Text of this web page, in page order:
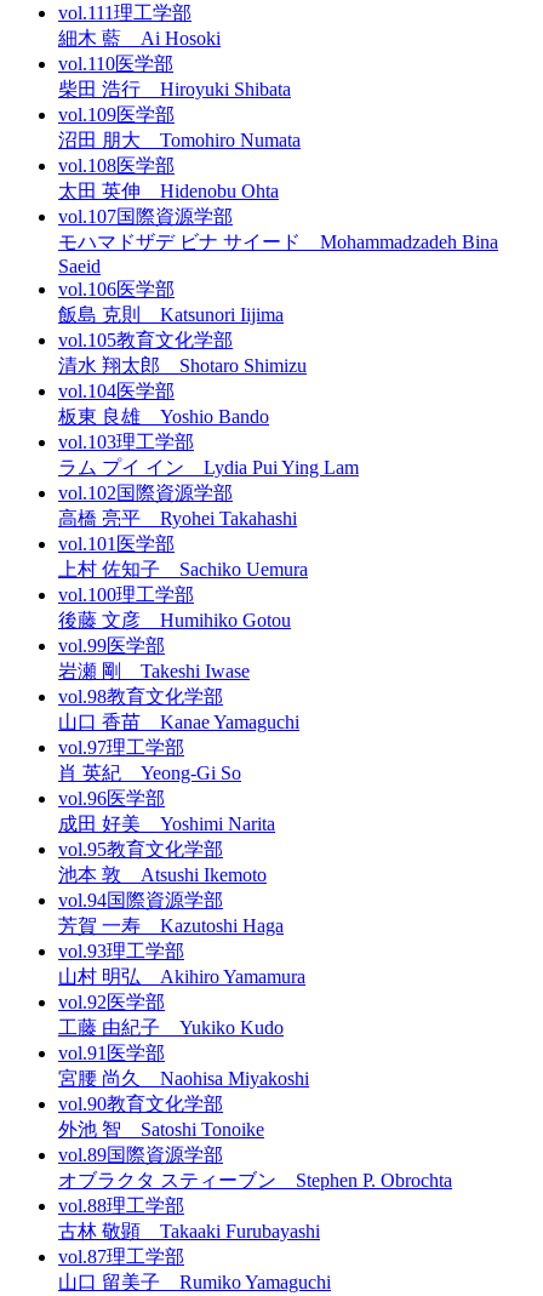
vol.111理工学部
細木 藍 Ai Hosoki
vol.110医学部
柴田 浩行 Hiroyuki Shibata
vol.109医学部
沼田 朋大 Tomohiro Numata
vol.108医学部
太田 英伸 Hidenobu Ohta
vol.107国際資源学部
モハマドザデ ビナ サイード Mohammadzadeh Bina
Saeid
vol.106医学部
飯島 克則 Katsunori Iijima
vol.105教育文化学部
清水 翔太郎 Shotaro Shimizu
vol.104医学部
板東 良雄 Yoshio Bando
vol.103理工学部
ラム プイ イン Lydia Pui Ying Lam
vol.102国際資源学部
高橋 亮平 Ryohei Takahashi
vol.101医学部
上村 佐知子 Sachiko Uemura
vol.100理工学部
後藤 文彦 Humihiko Gotou
vol.99医学部
岩瀬 剛 Takeshi Iwase
vol.98教育文化学部
山口 香苗 Kanae Yamaguchi
vol.97理工学部
肖 英紀 Yeong-Gi So
vol.96医学部
成田 好美 Yoshimi Narita
vol.95教育文化学部
池本 敦 Atsushi Ikemoto
vol.94国際資源学部
芳賀 一寿 Kazutoshi Haga
vol.93理工学部
山村 明弘 Akihiro Yamamura
vol.92医学部
工藤 由紀子 Yukiko Kudo
vol.91医学部
宮腰 尚久 Naohisa Miyakoshi
vol.90教育文化学部
外池 智 Satoshi Tonoike
vol.89国際資源学部
オブラクタ スティーブン Stephen P. Obrochta
vol.88理工学部
古林 敬顕 Takaaki Furubayashi
vol.87理工学部
山口 留美子 Rumiko Yamaguchi